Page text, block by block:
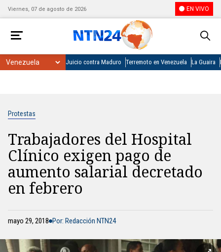
Viernes, 07 de agosto de 2026 EN VIVO
Juicio contra Maduro Terremoto en Venezuela La Guaira
Protestas
Trabajadores del Hospital
Clínico exigen pago de
aumento salarial decretado
en febrero
mayo 29, 2018 Por: Redacción NTN24